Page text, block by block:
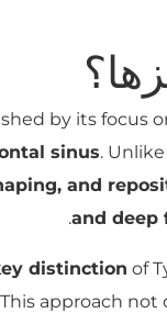
sinus.
and
and deep
distinction of
approach